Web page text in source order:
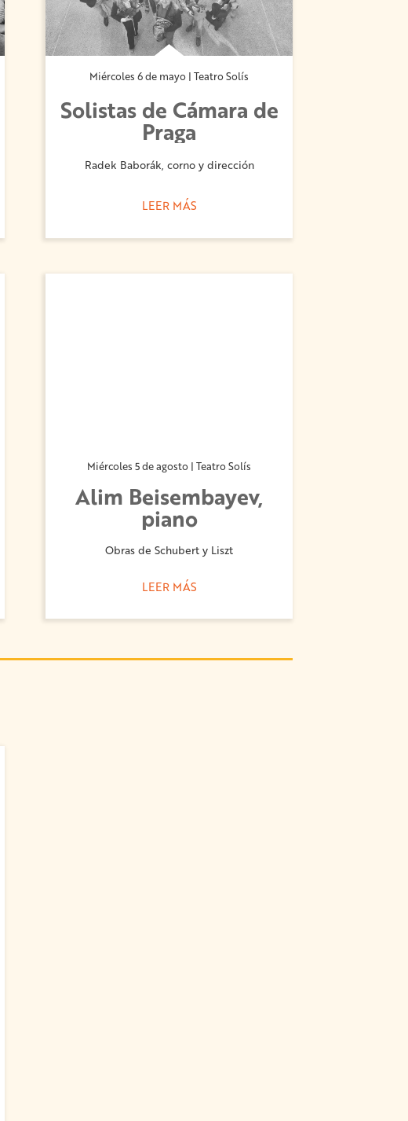
Miércoles 6 de mayo | Teatro Solís
Solistas de Cámara de
Praga
Radek Baborák, corno y dirección
LEER MÁS
Miércoles 5 de agosto | Teatro Solís
Alim Beisembayev,
piano
Obras de Schubert y Liszt
LEER MÁS